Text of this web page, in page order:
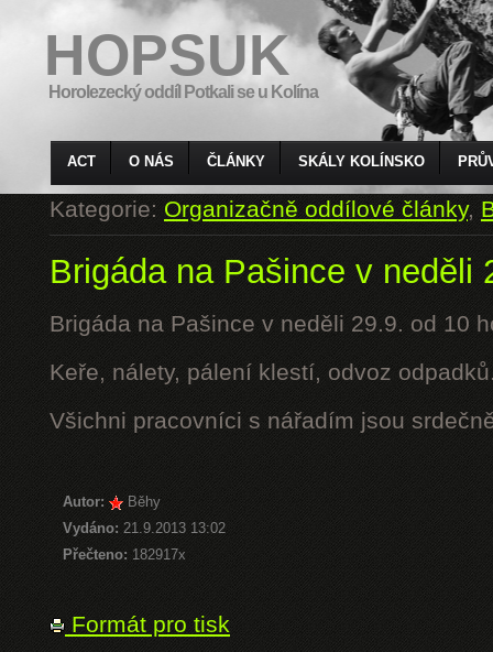
HOPSUK
Horolezecký oddíl Potkali se u Kolína
ACT O NÁS ČLÁNKY SKÁLY KOLÍNSKO
Kategorie:Organizačně oddílové články,
Brigáda na Pašince v neděli
Brigáda na Pašince v neděli 29.9. od 10
Keře, nálety, pálení klestí, odvoz
Všichni pracovníci s nářadím jsou
Autor:
Běhy
Vydáno: 21.9.2013 13:02
Přečteno: 182917x
Formát pro tisk